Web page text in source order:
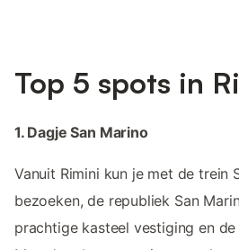
Top 5 spots in
1. Dagje San Marino
Vanuit Rimini kun je met de trein
bezoeken, de republiek San
prachtige kasteel vestiging en